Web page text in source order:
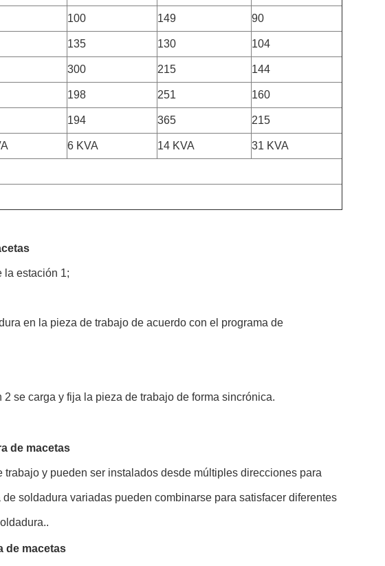
100 149 90
135 130 104
300 215 144
198 251 160
194 365 215
6 KVA 14 KVA 31 KVA
la estación 1;
en la pieza de trabajo de acuerdo con el programa de
se carga y fija la pieza de trabajo de forma sincrónica.
de macetas
y pueden ser instalados desde múltiples direcciones para
soldadura variadas pueden combinarse para satisfacer diferentes
de macetas